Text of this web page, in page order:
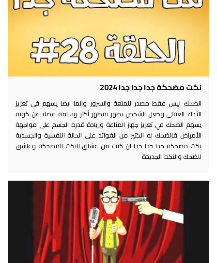
نكت مضحكة جدا جدا جدا 2024
الضحك ليس فقط مصدر للمتعة والسرور وانما ايضا يسهم في تعزيز
الأداء العقلي وجعل الشخص يظهر بمظهر أكثر وسامة فضلا عن كونه
يسهم الضحك في تعزيز جهاز المناعة وزيادة قدرة الجسم على مواجهة
الأمراض فالضحك له الكثير من الفوائد على الحالة النفسية والجسدية
نكت مضحكة جدا جدا جدا ان كنت من عشاق النكت المضحكة وعاشق
للضحك والنكت الجديدة